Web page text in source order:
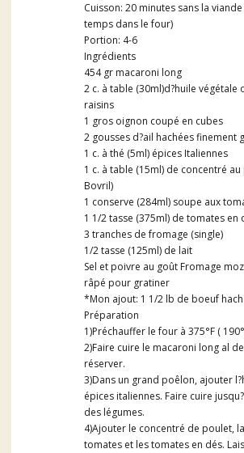
Cuisson: 20 minutes sans la
temps dans le four)
Portion: 4-6
Ingrédients
454 gr macaroni long
2 c. à table (30ml)d?huile végétale
raisins
1 gros oignon coupé en cubes
2 gousses d?ail hachées finement
1 c. à thé (5ml) épices Italiennes
1 c. à table (15ml) de concentré
Bovril)
1 conserve (284ml) soupe aux
1 1/2 tasse (375ml) de tomates en
3 tranches de fromage (single)
1/2 tasse (125ml) de lait
Sel et poivre au goût Fromage
râpé pour gratiner
*Mon ajout: 1 1/2 lb de boeuf
Préparation
1)Préchauffer le four à 375°F (
2)Faire cuire le macaroni long al
réserver.
3)Dans un grand poêlon, ajouter
épices italiennes. Faire cuire
des légumes.
4)Ajouter le concentré de poulet,
tomates et les tomates en dés.